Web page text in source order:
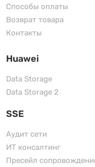
Способы оплаты
Возврат товара
Контакты
Huawei
Data Storage
Data Storage 2
SSE
Аудит сети
ИТ консалтинг
Пресейл